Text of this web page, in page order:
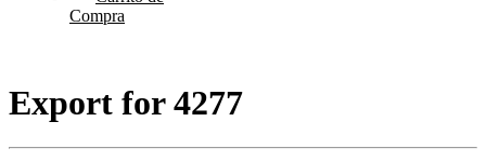
Compra
Export for 4277